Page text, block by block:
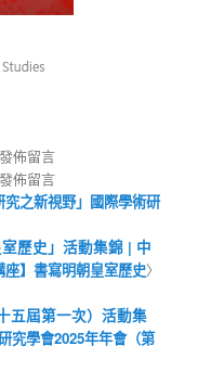
佈留言
佈留言
之新視野」國際學術研
歷史」活動集錦 | 中
座】書寫明朝皇室歷史〉
五屆第一次）活動集
究學會2025年年會（第